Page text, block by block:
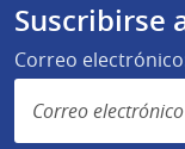
Suscribirse
Correo